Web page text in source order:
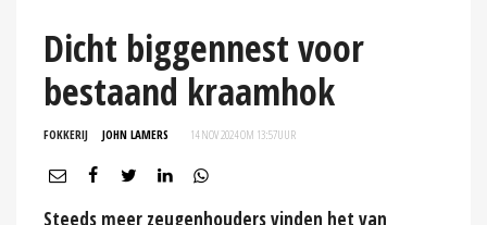
Dicht biggennest voor
bestaand kraamhok
FOKKERIJ JOHN LAMERS 14 NOV 2024 OM 13:57UUR
Steeds meer zeugenhouders vinden het van